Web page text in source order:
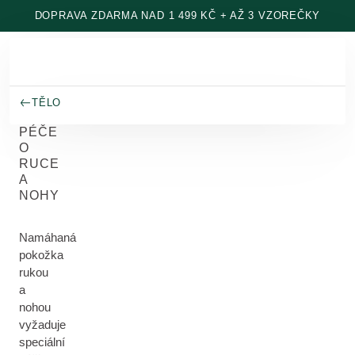
Přeskočit na hlavní obsah
DOPRAVA ZDARMA NAD 1 499 KČ + AŽ 3 VZOREČKY
TĚLO
PÉČE
O
RUCE
A
NOHY
Namáhaná
pokožka
rukou
a
nohou
vyžaduje
speciální